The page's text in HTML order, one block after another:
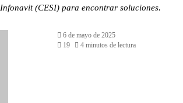
(CESI) para encontrar soluciones.
6 de mayo de 2025
19
4 minutos de lectura